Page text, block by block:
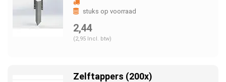
stuks op voorraad
2,44
(2,95 Incl. btw)
Zelftappers (200x)